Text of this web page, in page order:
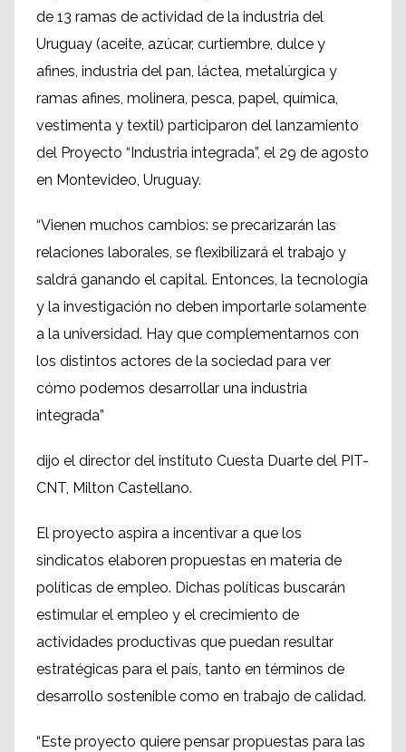
de 13 ramas de actividad de la industria del
Uruguay (aceite, azúcar, curtiembre, dulce y
afines, industria del pan, láctea, metalúrgica y
ramas afines, molinera, pesca, papel, química,
vestimenta y textil) participaron del lanzamiento
del Proyecto “Industria integrada”, el 29 de agosto
en Montevideo, Uruguay.
“Vienen muchos cambios: se precarizarán las
relaciones laborales, se flexibilizará el trabajo y
saldrá ganando el capital. Entonces, la tecnología
y la investigación no deben importarle solamente
a la universidad. Hay que complementarnos con
los distintos actores de la sociedad para ver
cómo podemos desarrollar una industria
integrada”
dijo el director del instituto Cuesta Duarte del PIT-
CNT, Milton Castellano.
El proyecto aspira a incentivar a que los
sindicatos elaboren propuestas en materia de
políticas de empleo. Dichas políticas buscarán
estimular el empleo y el crecimiento de
actividades productivas que puedan resultar
estratégicas para el país, tanto en términos de
desarrollo sostenible como en trabajo de calidad.
“Este proyecto quiere pensar propuestas para las